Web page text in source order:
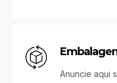
Anuncie aqui